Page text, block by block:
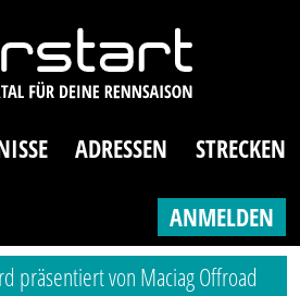
ADRESSEN STRECKEN
ANMELDEN
präsentiert von Maciag Offroad